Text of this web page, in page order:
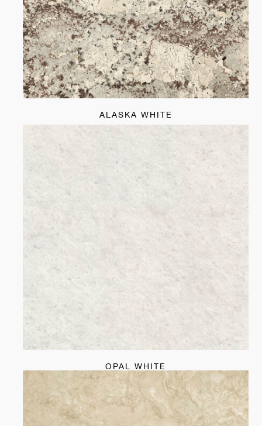
ALASKA WHITE
OPAL WHITE